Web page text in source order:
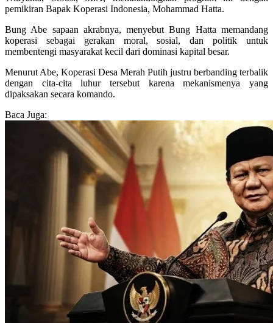
pemikiran Bapak Koperasi Indonesia, Mohammad Hatta.
Bung Abe sapaan akrabnya, menyebut Bung Hatta memandang
koperasi sebagai gerakan moral, sosial, dan politik untuk
membentengi masyarakat kecil dari dominasi kapital besar.
Menurut Abe, Koperasi Desa Merah Putih justru berbanding terbalik
dengan cita-cita luhur tersebut karena mekanismenya yang
dipaksakan secara komando.
Baca Juga: